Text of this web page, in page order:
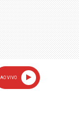
AO VIVO